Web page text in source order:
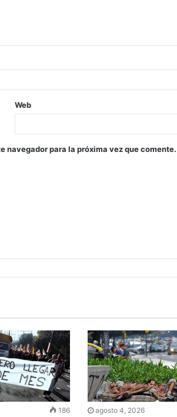
Web
navegador para la próxima vez que comente.
186 agosto 4, 2026